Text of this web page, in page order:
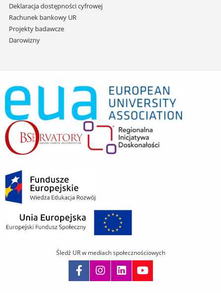
Deklaracja dostępności cyfrowej
Rachunek bankowy UR
Projekty badawcze
Darowizny
Śledź UR w mediach społecznościowych